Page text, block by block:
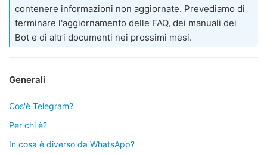
contenere informazioni non aggiornate. Prevediamo di
terminare l'aggiornamento delle FAQ, dei manuali dei
Bot e di altri documenti nei prossimi mesi.
Generali
Cos'è Telegram?
Per chi è?
In cosa è diverso da WhatsApp?